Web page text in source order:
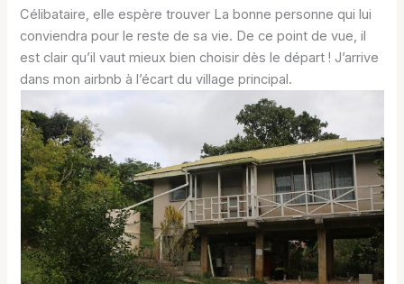
Célibataire, elle espère trouver La bonne personne qui lui
conviendra pour le reste de sa vie. De ce point de vue, il
est clair qu’il vaut mieux bien choisir dès le départ ! J’arrive
dans mon airbnb à l’écart du village principal.